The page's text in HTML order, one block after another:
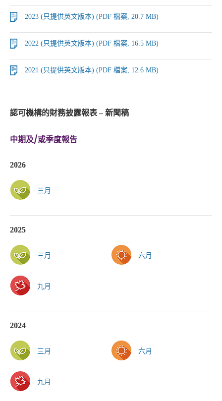
2023 (只提供英文版本) (PDF 檔案, 20.7 MB)
2022 (只提供英文版本) (PDF 檔案, 16.5 MB)
2021 (只提供英文版本) (PDF 檔案, 12.6 MB)
認可機構的財務披露報表 – 新聞稿
中期及/或季度報告
2026
三月
2025
三月 六月
九月
2024
三月 六月
九月